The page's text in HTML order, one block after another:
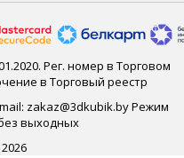
Рег. номер в Торговом
в Торговый реестр
zakaz@3dkubik.by Режим
выходных